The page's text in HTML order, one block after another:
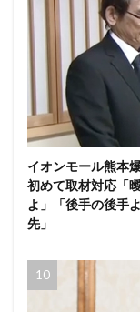
イオンモール熊本
初めて取材対応「
よ」「後手の後手
先」